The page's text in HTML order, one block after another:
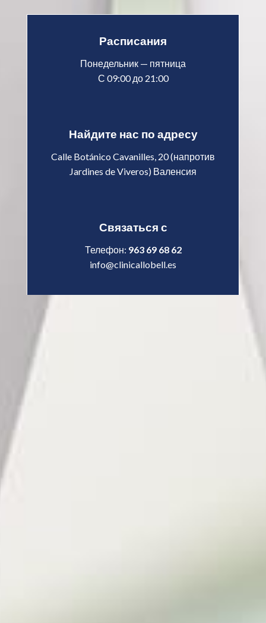
Расписания
Понедельник — пятница
С 09:00 до 21:00
Найдите нас по адресу
Calle Botánico Cavanilles, 20 (напротив
Jardines de Viveros) Валенсия
Связаться с
Телефон: 963 69 68 62
info@clinicallobell.es